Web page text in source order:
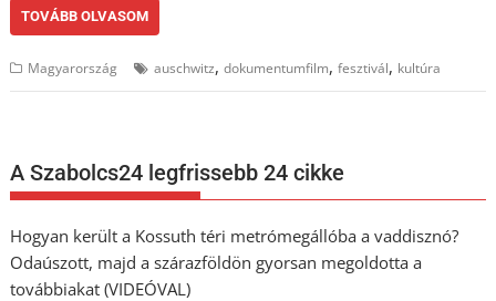
TOVÁBB OLVASOM
Magyarország auschwitz,dokumentumfilm,fesztivál, kultúra
A Szabolcs24 legfrissebb 24 cikke
Hogyan került a Kossuth téri metrómegállóba a vaddisznó?
Odaúszott, majd a szárazföldön gyorsan megoldotta a
továbbiakat (VIDEÓVAL)